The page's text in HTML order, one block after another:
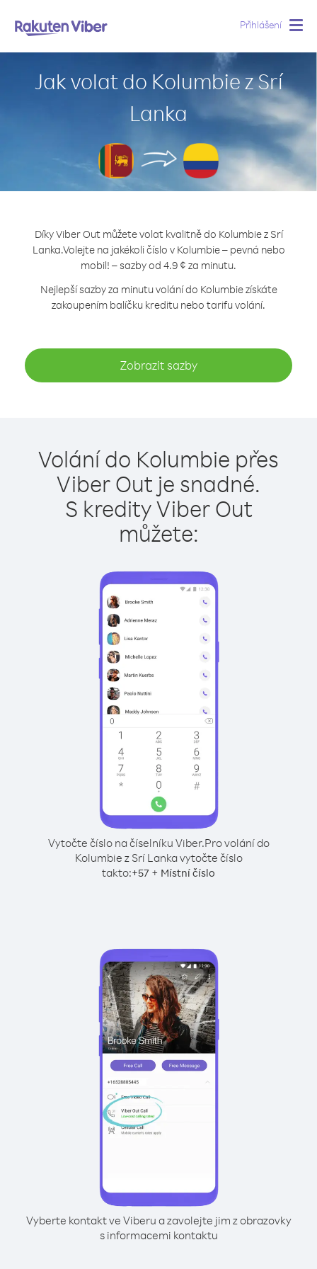
Přihlášení
Jak volat do Kolumbie z Srí
Lanka
Díky Viber Out můžete volat kvalitně do Kolumbie z Srí
Lanka.Volejte na jakékoli číslo v Kolumbie – pevná nebo
mobil! – sazby od 4.9 ¢ za minutu.
Nejlepší sazby za minutu volání do Kolumbie získáte
zakoupením balíčku kreditu nebo tarifu volání.
Zobrazit sazby
Volání do Kolumbie přes
Viber Out je snadné.
S kredity Viber Out
můžete:
Vytočte číslo na číselníku Viber.Pro volání do
Kolumbie z Srí Lanka vytočte číslo
takto:+57 + Místní číslo
Vyberte kontakt ve Viberu a zavolejte jim z obrazovky
s informacemi kontaktu